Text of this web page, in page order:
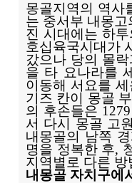
몽골지역의 역사
는 중서부 내몽
진 시대에는 하
호십육국시대가
갔으나 당의 몰
을 타 요나라를
이동해 서요를
기즈 칸이 몽골
의 후손들은
서 다시 몽골 고
내몽골의 남쪽
명을 정복한 후,
지역별로 다른
내몽골 자치구에